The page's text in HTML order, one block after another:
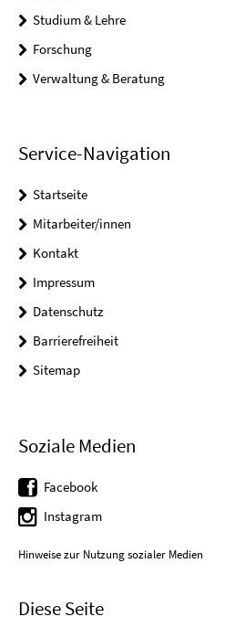
Studium & Lehre
Forschung
Verwaltung & Beratung
Service-Navigation
Startseite
Mitarbeiter/innen
Kontakt
Impressum
Datenschutz
Barrierefreiheit
Sitemap
Soziale Medien
Facebook
Instagram
Hinweise zur Nutzung sozialer Medien
Diese Seite